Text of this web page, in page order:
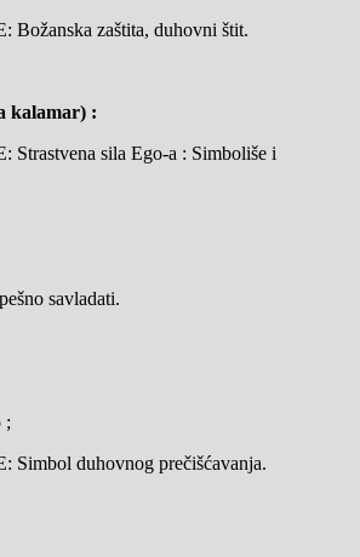
zaštita, duhovni štit.
kalamar) :
sila Ego-a : Simboliše i
savladati.
;
duhovnog prečišćavanja.